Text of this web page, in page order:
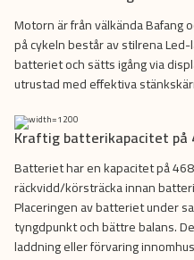
Motorn är från välkända Bafang
på cykeln består av stilrena
batteriet och sätts igång via
utrustad med effektiva
Kraftig batterikapacitet på
Batteriet har en kapacitet på
räckvidd/körsträcka innan
Placeringen av batteriet under
tyngdpunkt och bättre balans.
laddning eller förvaring